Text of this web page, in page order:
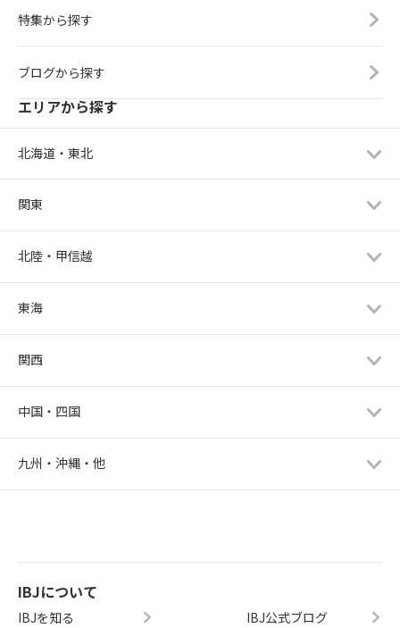
特集から探す
ブログから探す
エリアから探す
北海道・東北
関東
北陸・甲信越
東海
関西
中国・四国
九州・沖縄・他
IBJについて
IBJを知る IBJ公式ブログ